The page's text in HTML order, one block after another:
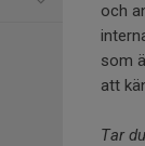
och
som
att
Tar